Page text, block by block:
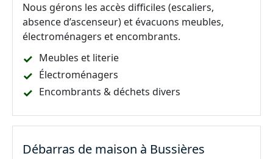
Nous gérons les accès difficiles (escaliers,
absence d’ascenseur) et évacuons meubles,
électroménagers et encombrants.
Meubles et literie
Électroménagers
Encombrants & déchets divers
Débarras de maison à Bussières